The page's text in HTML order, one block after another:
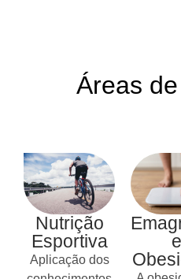
Áreas
Nutrição
Esportiva
Aplicação dos
e